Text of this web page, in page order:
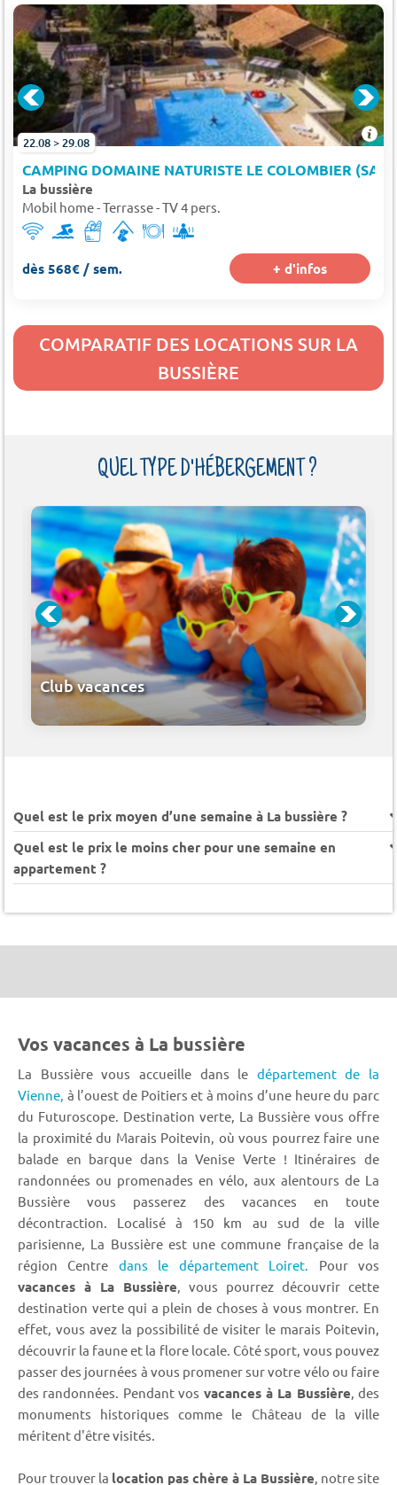
22.08 > 29.08
CAMPING DOMAINE NATURISTE LE COLOMBIER
La bussière
Mobil home - Terrasse - TV 4 pers.
dès 568€ / sem. + d'infos
COMPARATIF DES LOCATIONS SUR LA
BUSSIÈRE
QUEL TYPE D'HÉBERGEMENT ?
Club vacances
Quel est le prix moyen d’une semaine à La bussière ?
Quel est le prix le moins cher pour une semaine en
appartement ?
Vos vacances à La bussière
La Bussière vous accueille dans le département de la
Vienne, à l’ouest de Poitiers et à moins d’une heure du parc
du Futuroscope. Destination verte, La Bussière vous offre
la proximité du Marais Poitevin, où vous pourrez faire une
balade en barque dans la Venise Verte ! Itinéraires de
randonnées ou promenades en vélo, aux alentours de La
Bussière vous passerez des vacances en toute
décontraction. Localisé à 150 km au sud de la ville
parisienne, La Bussière est une commune française de la
région Centre dans le département Loiret. Pour vos
vacances à La Bussière , vous pourrez découvrir cette
destination verte qui a plein de choses à vous montrer. En
effet, vous avez la possibilité de visiter le marais Poitevin,
découvrir la faune et la flore locale. Côté sport, vous pouvez
passer des journées à vous promener sur votre vélo ou faire
des randonnées. Pendant vos vacances à La Bussière , des
monuments historiques comme le Château de la ville
méritent d'être visités.
Pour trouver la location pas chère à La Bussière , notre site